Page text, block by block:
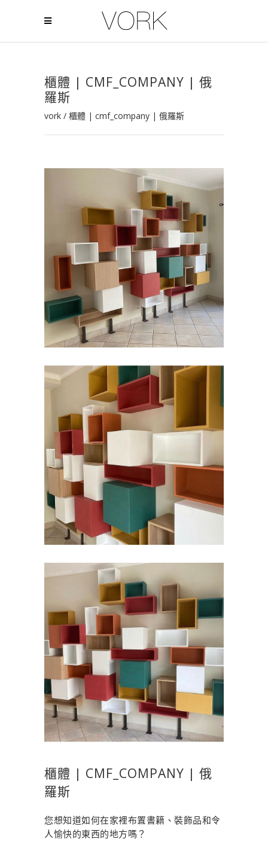
櫃體 | CMF_COMPANY | 俄
羅斯
vork / 櫃體 | cmf_company | 俄羅斯
櫃體 | CMF_COMPANY | 俄
羅斯
您想知道如何在家裡布置書籍、裝飾品和令
人愉快的東西的地方嗎？